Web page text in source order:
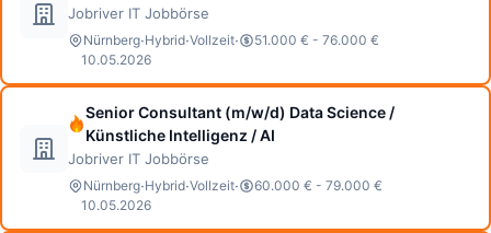
Jobriver IT Jobbörse
Nürnberg·Hybrid·Vollzeit·
51.000 € - 76.000 €
10.05.2026
Senior Consultant (m/w/d) Data Science /
Künstliche Intelligenz / AI
Jobriver IT Jobbörse
Nürnberg·Hybrid·Vollzeit·
60.000 € - 79.000 €
10.05.2026